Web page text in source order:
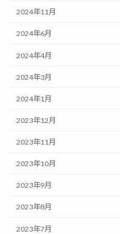
2024年11月
2024年6月
2024年4月
2024年3月
2024年1月
2023年12月
2023年11月
2023年10月
2023年9月
2023年8月
2023年7月